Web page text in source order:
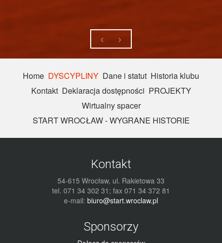
Home DYSCYPLINY Dane i statut Historia klubu
Kontakt Deklaracja dostępności PROJEKTY
Wirtualny spacer
START WROCŁAW - WYGRANE HISTORIE
Kontakt
54-615 Wrocław, ul. Rakietowa 33
tel. 071 34 302 31; fax 071 34 372 81
e-mail: biuro@start.wroclaw.pl
Sponsorzy